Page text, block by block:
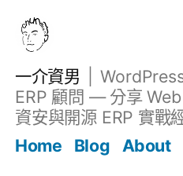
一介資男
ERP 顧問 — 分享
資安與開源 ERP 實戰
Home
Blog About
文章